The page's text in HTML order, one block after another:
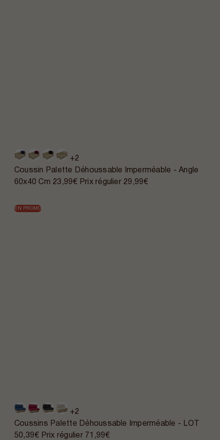
+2
Coussin Palette Déhoussable Imperméable - Angle
60x40 Cm 23,99€ Prix régulier 29,99€
EN PROMO
+2
Coussins Palette Déhoussable Imperméable - LOT
50,39€ Prix régulier 71,99€